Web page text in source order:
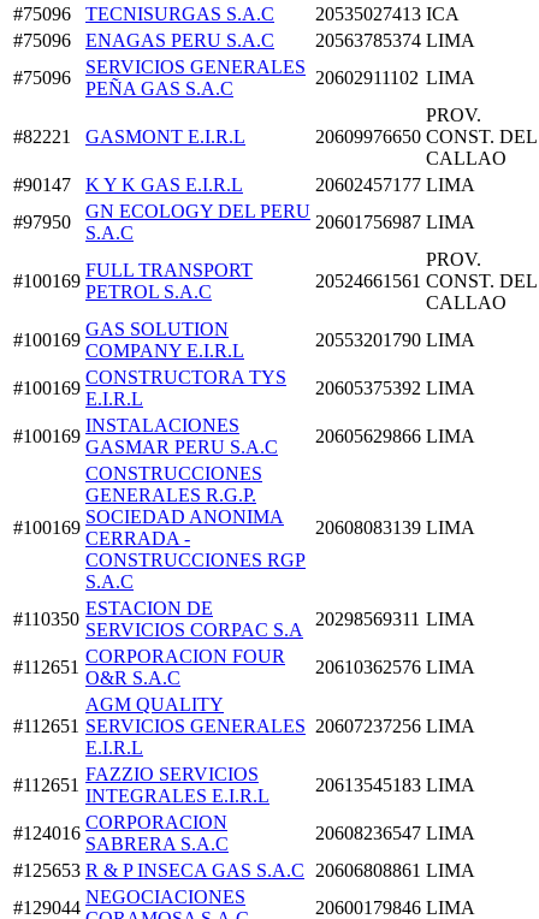
#75096
TECNISURGAS S.A.C 20535027413 ICA
#75096
ENAGAS PERU S.A.C 20563785374 LIMA
#75096
SERVICIOS GENERALES
PEÑA GAS S.A.C
20602911102 LIMA
#82221 GASMONT E.I.R.L 20609976650
PROV.
CONST. DEL
CALLAO
#90147
K Y K GAS E.I.R.L 20602457177 LIMA
#97950
GN ECOLOGY DEL PERU
S.A.C
20601756987 LIMA
#100169
FULL TRANSPORT
PETROL S.A.C
20524661561
PROV.
CONST. DEL
CALLAO
#100169
GAS SOLUTION
COMPANY E.I.R.L
20553201790 LIMA
#100169
CONSTRUCTORA TYS
E.I.R.L
20605375392 LIMA
#100169
INSTALACIONES
GASMAR PERU S.A.C
20605629866 LIMA
#100169
CONSTRUCCIONES
GENERALES R.G.P.
SOCIEDAD ANONIMA
CERRADA -
CONSTRUCCIONES RGP
S.A.C
20608083139 LIMA
#110350
ESTACION DE
SERVICIOS CORPAC S.A
20298569311 LIMA
#112651
CORPORACION FOUR
O&R S.A.C
20610362576 LIMA
#112651
AGM QUALITY
SERVICIOS GENERALES
E.I.R.L
20607237256 LIMA
#112651
FAZZIO SERVICIOS
INTEGRALES E.I.R.L
20613545183 LIMA
#124016
CORPORACION
SABRERA S.A.C
20608236547 LIMA
#125653 R & P INSECA GAS S.A.C 20606808861 LIMA
#129044
NEGOCIACIONES
20600179846 LIMA